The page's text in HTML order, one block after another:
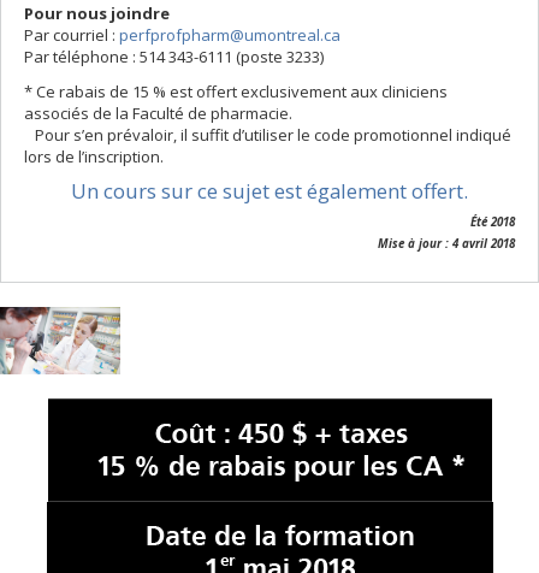
Pour nous joindre
Par courriel : perfprofpharm@umontreal.ca
Par téléphone : 514 343-6111 (poste 3233)
* Ce rabais de 15 % est offert exclusivement aux cliniciens
associés de la Faculté de pharmacie.
Pour s’en prévaloir, il suffit d’utiliser le code promotionnel indiqué
lors de l’inscription.
Un cours sur ce sujet est également offert.
Été 2018
Mise à jour : 4 avril 2018